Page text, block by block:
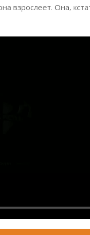
взрослеет. Она,